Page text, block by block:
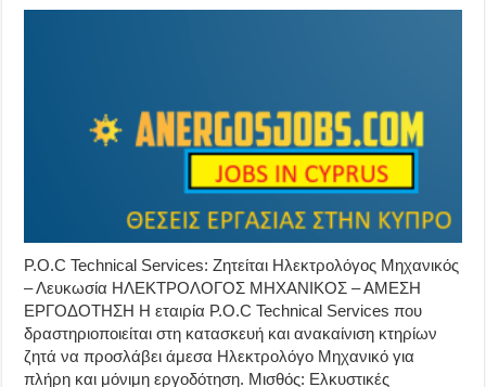
P.O.C Technical Services: Ζητείται Ηλεκτρολόγος Μηχανικός
– Λευκωσία ΗΛΕΚΤΡΟΛΟΓΟΣ ΜΗΧΑΝΙΚΟΣ – ΑΜΕΣΗ
ΕΡΓΟΔΟΤΗΣΗ Η εταιρία P.O.C Technical Services που
δραστηριοποιείται στη κατασκευή και ανακαίνιση κτηρίων
ζητά να προσλάβει άμεσα Ηλεκτρολόγο Μηχανικό για
πλήρη και μόνιμη εργοδότηση. Μισθός: Ελκυστικές